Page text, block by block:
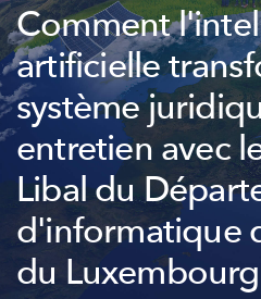
Comment
artificielle
système
entretien avec
Libal du
d'informatique
du Luxembourg